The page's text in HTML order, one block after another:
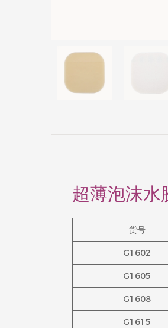
超薄泡沫水
货号
G1602
G1605
G1608
G1615